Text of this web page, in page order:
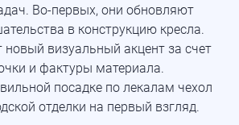
Во-первых, они обновляют
в конструкцию кресла.
новый визуальный акцент за счет
и фактуры материала.
посадке по лекалам чехол
отделки на первый взгляд.